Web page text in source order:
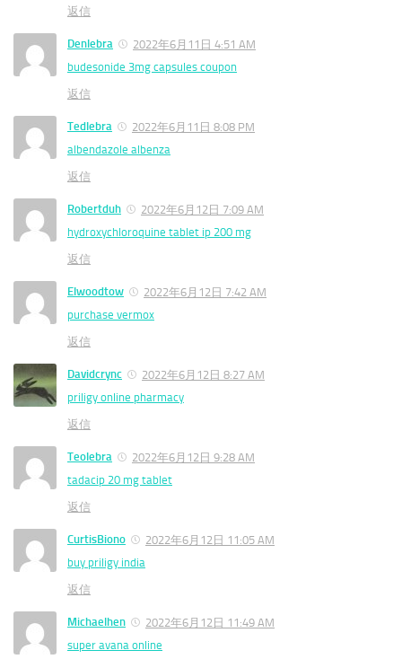
返信
Denlebra
2022年6月11日 4:51 AM
budesonide 3mg capsules coupon
返信
Tedlebra
2022年6月11日 8:08 PM
albendazole albenza
返信
Robertduh
2022年6月12日 7:09 AM
hydroxychloroquine tablet ip 200 mg
返信
Elwoodtow
2022年6月12日 7:42 AM
purchase vermox
返信
Davidcrync
2022年6月12日 8:27 AM
priligy online pharmacy
返信
Teolebra
2022年6月12日 9:28 AM
tadacip 20 mg tablet
返信
CurtisBiono
2022年6月12日 11:05 AM
buy priligy india
返信
Michaelhen
2022年6月12日 11:49 AM
super avana online